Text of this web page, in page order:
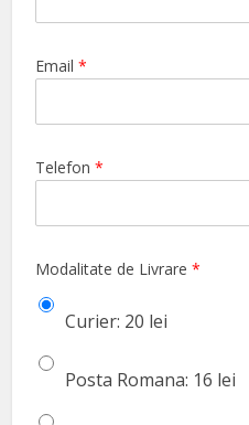
Email*
Telefon*
Modalitate de Livrare*
Curier: 20 lei
Posta Romana: 16 lei